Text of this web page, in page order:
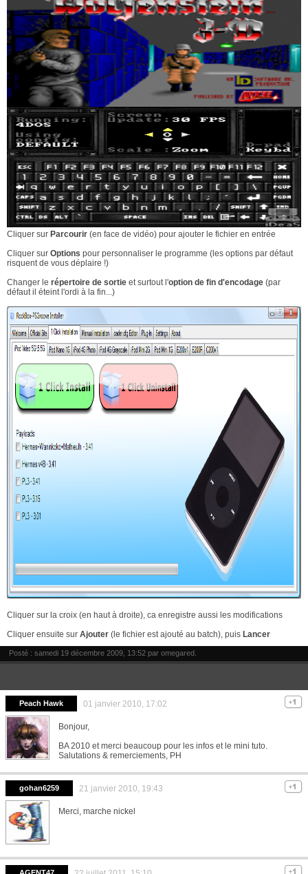
Cliquer sur Parcourir (en face de vidéo) pour ajouter le fichier en entrée
Cliquer sur Options pour personnaliser le programme (les options par défaut
risquent de vous déplaire !)
Changer le répertoire de sortie et surtout l'option de fin d'encodage (par
défaut il éteint l'ordi à la fin...)
Cliquer sur la croix (en haut à droite), ca enregistre aussi les modifications
Cliquer ensuite sur Ajouter (le fichier est ajouté au batch), puis Lancer
Posté : samedi 19 décembre 2009, 13:52 par omegared
Peach Hawk 01 janvier 2010, 17:02
Bonjour,
BA 2010 et merci beaucoup pour les infos et le mini tuto.
Salutations & remerciements, PH
gohan6259 21 janvier 2010, 19:43
Merci, marche nickel